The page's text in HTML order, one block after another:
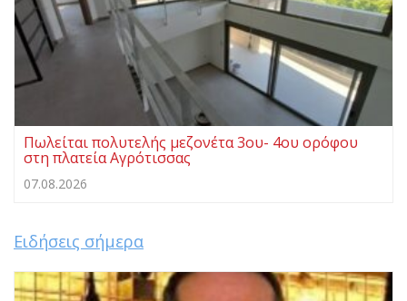
Πωλείται πολυτελής μεζονέτα 3ου- 4ου ορόφου
στη πλατεία Αγρότισσας
07.08.2026
Ειδήσεις σήμερα